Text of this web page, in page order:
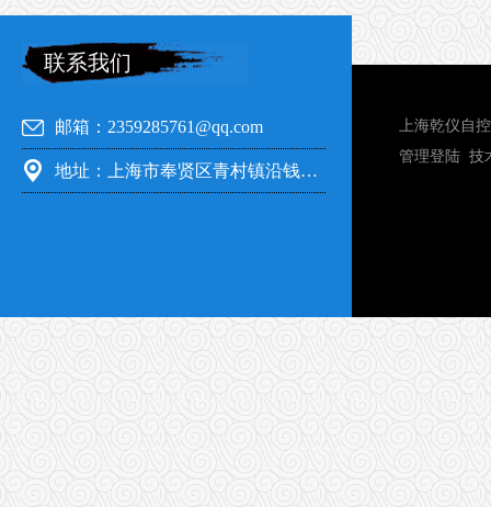
联系我们
邮箱：2359285761@qq.com
地址：上海市奉贤区青村镇沿钱公路351号
上海乾仪自
管理登陆 技